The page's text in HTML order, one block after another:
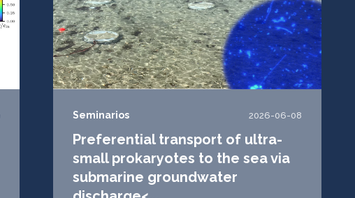
Seminarios 2026-06-08
Preferential transport of ultra-
small prokaryotes to the sea via
submarine groundwater